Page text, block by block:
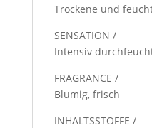
Trockene und
SENSATION /
Intensiv
FRAGRANCE /
Blumig, frisch
INHALTSSTOFFE /